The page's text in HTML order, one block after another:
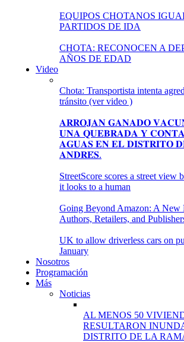
EQUIPOS CHOTANOS
PARTIDOS DE IDA
CHOTA: RECONOCEN A
AÑOS DE EDAD
Video
Chota: Transportista intenta
tránsito (ver video )
𝐀𝐑𝐑𝐎𝐉𝐀𝐍 𝐆𝐀𝐍𝐀𝐃𝐎
𝐔𝐍𝐀 𝐐𝐔𝐄𝐁𝐑𝐀𝐃𝐀 𝐘
𝐀𝐆𝐔𝐀𝐒 𝐄𝐍 𝐄𝐋 𝐃𝐈𝐒𝐓𝐑𝐈𝐓𝐎
𝐀𝐍𝐃𝐑𝐄́𝐒.
StreetScore scores a street view
it looks to a human
Going Beyond Amazon: A New
Authors, Retailers, and
UK to allow driverless cars on
January
Nosotros
Programación
Más
Noticias
AL MENOS 50
RESULTARON
DISTRITO DE LA